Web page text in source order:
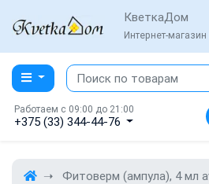
КветкаДом
Интернет-
Работаем с 09:00 до 21:00
+375 (33) 344-44-76
Фитоверм (ампула), 4 мл